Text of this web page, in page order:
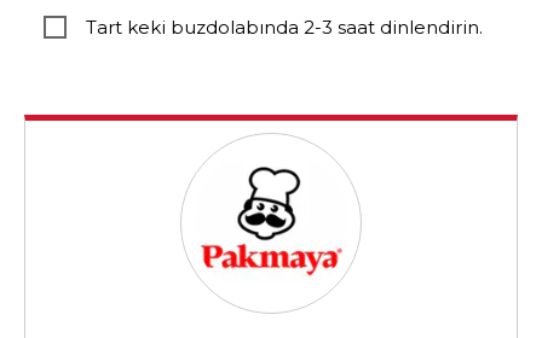
Tart keki buzdolabında 2-3 saat dinlendirin.